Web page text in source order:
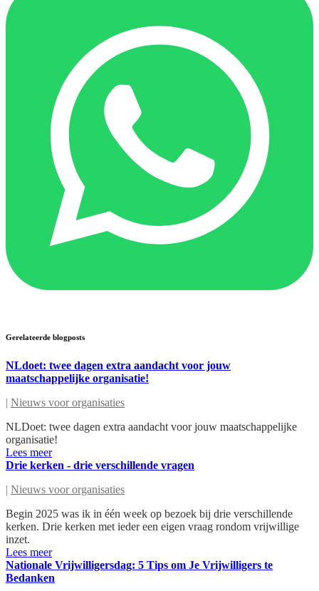
Gerelateerde blogposts
NLdoet: twee dagen extra aandacht voor jouw
maatschappelijke organisatie!
| Nieuws voor organisaties
NLDoet: twee dagen extra aandacht voor jouw maatschappelijke
organisatie!
Lees meer
Drie kerken - drie verschillende vragen
| Nieuws voor organisaties
Begin 2025 was ik in één week op bezoek bij drie verschillende
kerken. Drie kerken met ieder een eigen vraag rondom vrijwillige
inzet.
Lees meer
Nationale Vrijwilligersdag: 5 Tips om Je Vrijwilligers te
Bedanken